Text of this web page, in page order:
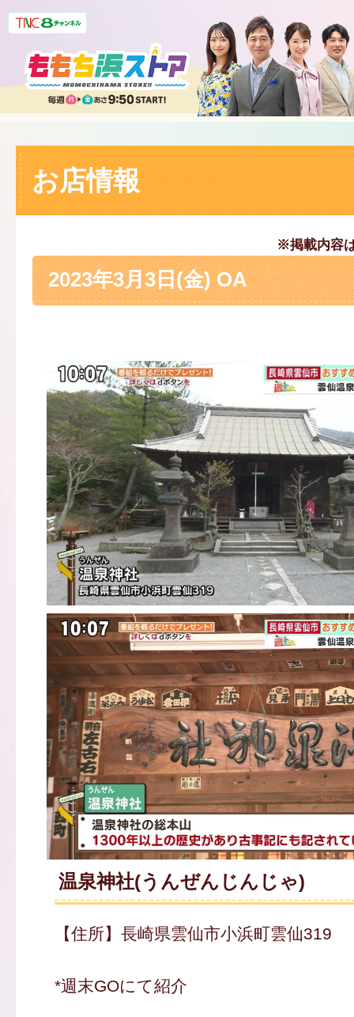
お店情報
※掲載内容
2023年3月3日(金) OA
温泉神社(うんぜんじんじゃ)
【住所】長崎県雲仙市小浜町雲仙319
*週末GOにて紹介